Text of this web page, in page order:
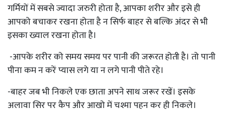
गर्मियों में सबसे ज्यादा जरुरी होता है, आपका शरीर और इसे ही
आपको बचाकर रखना होता है न सिर्फ बाहर से बल्कि अंदर से भी
इसका ख्याल रखना होता है।
-आपके शरीर को समय समय पर पानी की जरूरत होती है। तो पानी
पीना कम न करें प्यास लगे या न लगे पानी पीते रहे।
-बाहर जब भी निकले एक छाता अपने साथ जरूर रखें। इसके
अलावा सिर पर कैप और आखो में चश्मा पहन कर ही निकले।